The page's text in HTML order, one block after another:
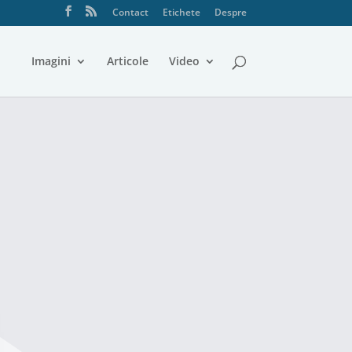
Contact Etichete Despre
Imagini Articole Video